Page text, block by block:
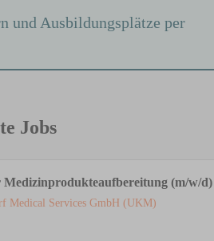
und Ausbildungsplätze per
Jobs
(m/w/
Medical Services GmbH (UKM)